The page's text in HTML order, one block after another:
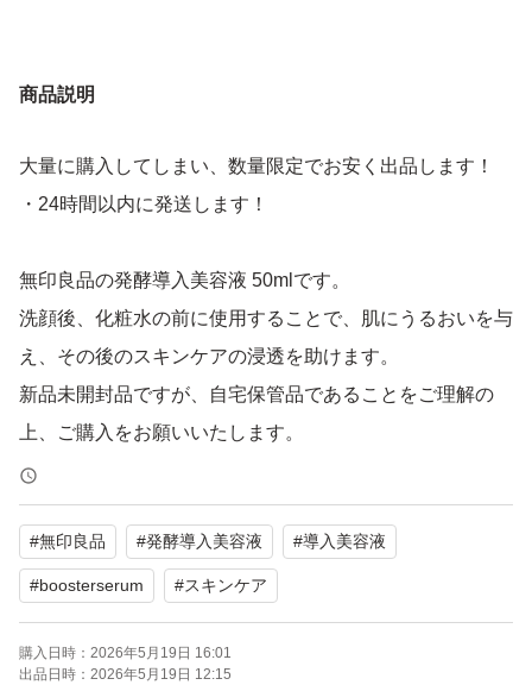
商品説明
大量に購入してしまい、数量限定でお安く出品します！
・24時間以内に発送します！
無印良品の発酵導入美容液 50mlです。
洗顔後、化粧水の前に使用することで、肌にうるおいを与
え、その後のスキンケアの浸透を助けます。
新品未開封品ですが、自宅保管品であることをご理解の
上、ご購入をお願いいたします。
【ブランド】無印良品
【商品名】発酵導入美容液
【容量】50ml
【商品の状態】未使用
【カラー】クリア系
#無印良品 #発酵導入美容液 #導入美容液
#boosterserum #スキンケア
購入日時： 2026年5月19日 16:01
出品日時： 2026年5月19日 12:15